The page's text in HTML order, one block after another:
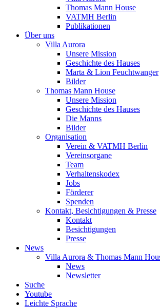
Thomas Mann House
VATMH Berlin
Publikationen
Über uns
Villa Aurora
Unsere Mission
Geschichte des Hauses
Marta & Lion Feuchtwanger
Bilder
Thomas Mann House
Unsere Mission
Geschichte des Hauses
Die Manns
Bilder
Organisation
Verein & VATMH Berlin
Vereinsorgane
Team
Verhaltenskodex
Jobs
Förderer
Spenden
Kontakt, Besichtigungen & Presse
Kontakt
Besichtigungen
Presse
News
Villa Aurora & Thomas Mann
News
Newsletter
Suche
Youtube
Leichte Sprache